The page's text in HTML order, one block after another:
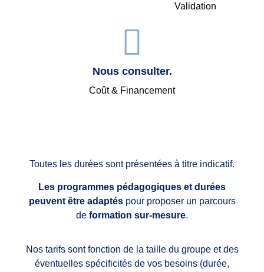
Validation
Nous consulter.
Coût & Financement
Toutes les durées sont présentées à titre indicatif.
Les programmes pédagogiques et durées
peuvent être adaptéspour proposer un parcours
de formation sur-mesure.
Nos tarifs sont fonction de la taille du groupe et des
éventuelles spécificités de vos besoins (durée,